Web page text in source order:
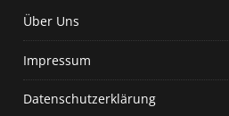
Über Uns
Impressum
Datenschutzerklärung